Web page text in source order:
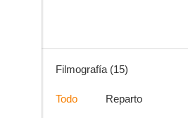
Filmografía (15)
Todo Reparto